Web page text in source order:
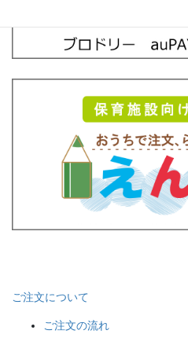
ご注文について
ご注文の流れ